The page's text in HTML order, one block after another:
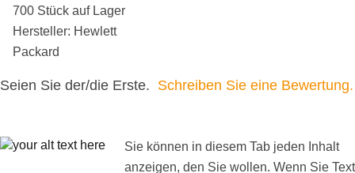
700 Stück auf Lager
Hersteller: Hewlett
Packard
Seien Sie der/die Erste. Schreiben Sie eine Bewertung.
Sie können in diesem Tab jeden Inhalt
anzeigen, den Sie wollen. Wenn Sie Text